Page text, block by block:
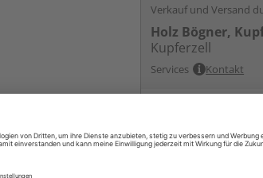
enthalten,
Verkauf und Versand
Holz Bögner,
Kupferzell
Services Kontakt
Auf